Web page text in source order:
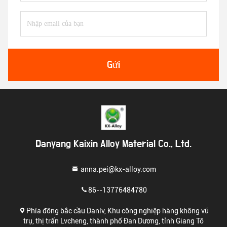
Gửi
Danyang Kaixin Alloy Material Co., Ltd.
anna.pei@kx-alloy.com
86--13776484780
Phía đông bắc cầu Danlv, Khu công nghiệp hàng không vũ
trụ, thị trấn Lvcheng, thành phố Đan Dương, tỉnh Giang Tô